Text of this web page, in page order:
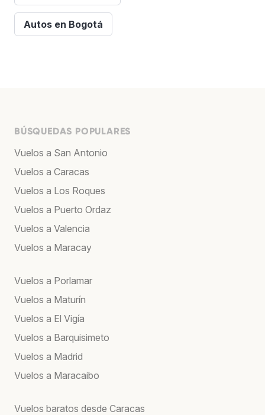
Autos en Bogotá
BÚSQUEDAS POPULARES
Vuelos a San Antonio
Vuelos a Caracas
Vuelos a Los Roques
Vuelos a Puerto Ordaz
Vuelos a Valencia
Vuelos a Maracay
Vuelos a Porlamar
Vuelos a Maturín
Vuelos a El Vigía
Vuelos a Barquisimeto
Vuelos a Madrid
Vuelos a Maracaibo
Vuelos baratos desde Caracas